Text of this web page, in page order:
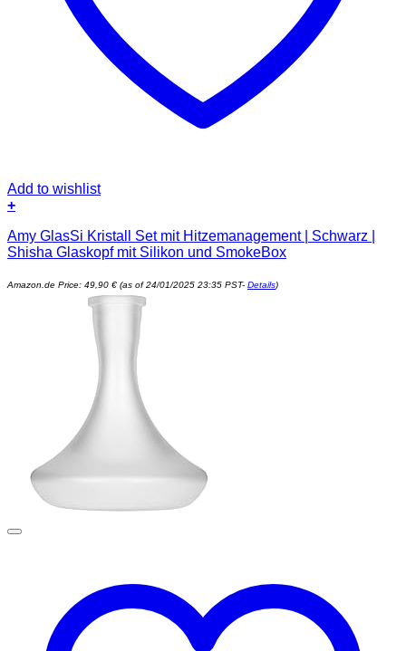
Add to wishlist
+
Amy GlasSi Kristall Set mit Hitzemanagement | Schwarz |
Shisha Glaskopf mit Silikon und SmokeBox
Amazon.de Price: 49,90 € (as of 24/01/2025 23:35 PST- Details)